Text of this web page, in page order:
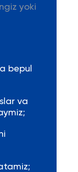
yoki
bepul
va